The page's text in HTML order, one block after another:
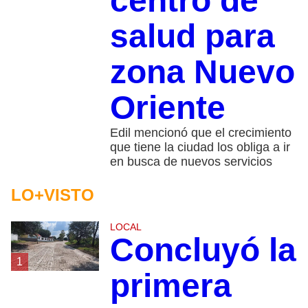
salud para
zona Nuevo
Oriente
Edil mencionó que el crecimiento
que tiene la ciudad los obliga a ir
en busca de nuevos servicios
LO+VISTO
1
LOCAL
Concluyó la
primera